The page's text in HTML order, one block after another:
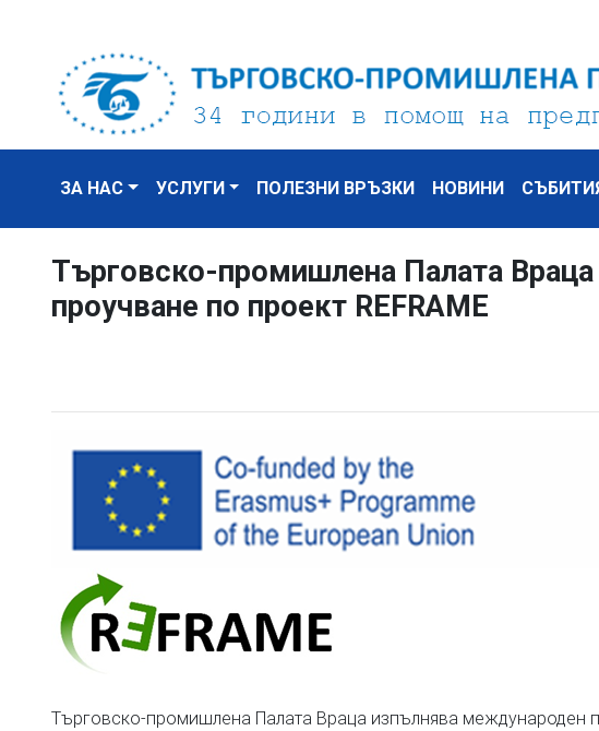
ЗА НАС УСЛУГИ ПОЛЕЗНИ ВРЪЗКИ НОВИНИ
Търговско-промишлена Палата
проучване по проект REFRAME
Търговско-промишлена Палата Враца изпълнява международен